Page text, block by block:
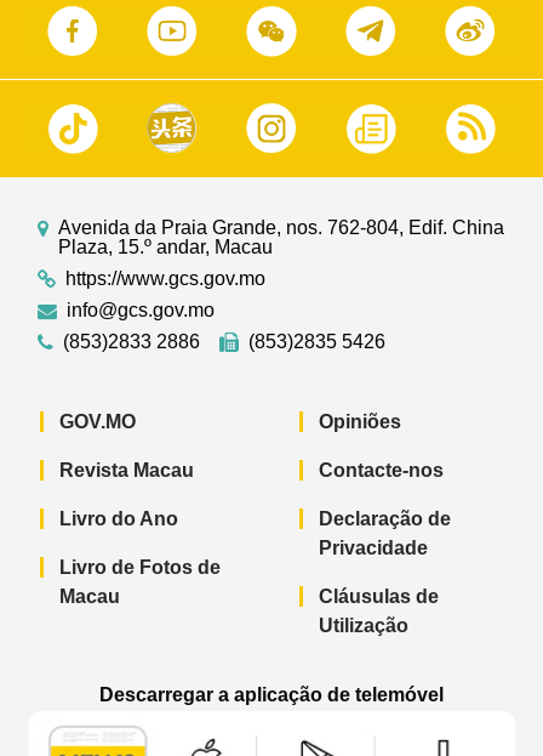
Avenida da Praia Grande, nos. 762-804, Edif. China
Plaza, 15.º andar, Macau
https://www.gcs.gov.mo
info@gcs.gov.mo
(853)2833 2886
(853)2835 5426
GOV.MO
Revista Macau
Livro do Ano
Livro de Fotos de
Macau
Opiniões
Contacte-nos
Declaração de
Privacidade
Cláusulas de
Utilização
Descarregar a aplicação de telemóvel